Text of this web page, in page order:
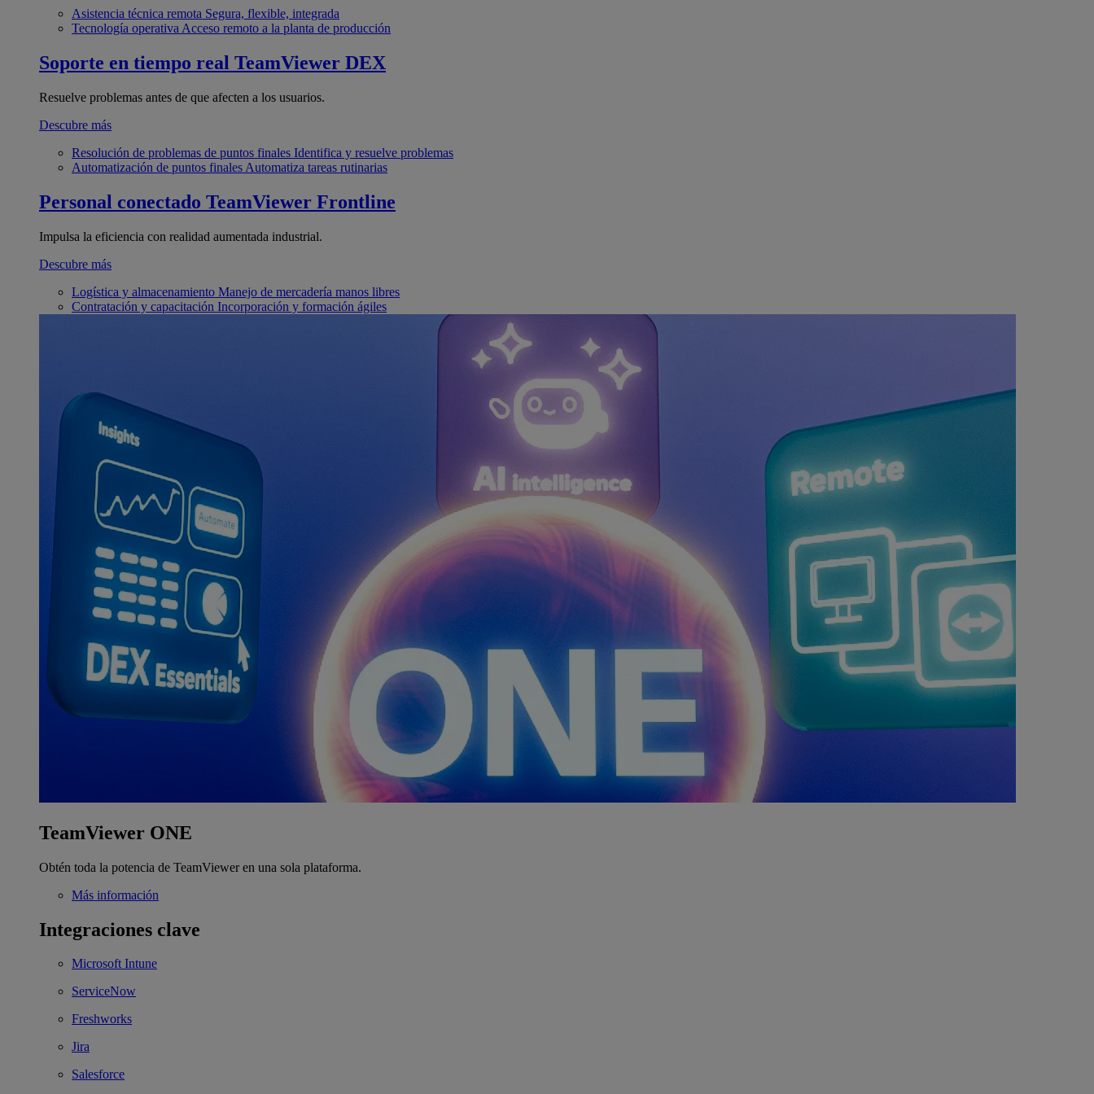
Asistencia técnica remota Segura, flexible, integrada
Tecnología operativa Acceso remoto a la planta de producción
Soporte en tiempo real TeamViewer DEX
Resuelve problemas antes de que afecten a los usuarios.
Descubre más
Resolución de problemas de puntos finales Identifica y resuelve problemas
Automatización de puntos finales Automatiza tareas rutinarias
Personal conectado TeamViewer Frontline
Impulsa la eficiencia con realidad aumentada industrial.
Descubre más
Logística y almacenamiento Manejo de mercadería manos libres
Contratación y capacitación Incorporación y formación ágiles
TeamViewer ONE
Obtén toda la potencia de TeamViewer en una sola plataforma.
Más información
Integraciones clave
Microsoft Intune
ServiceNow
Freshworks
Jira
Salesforce